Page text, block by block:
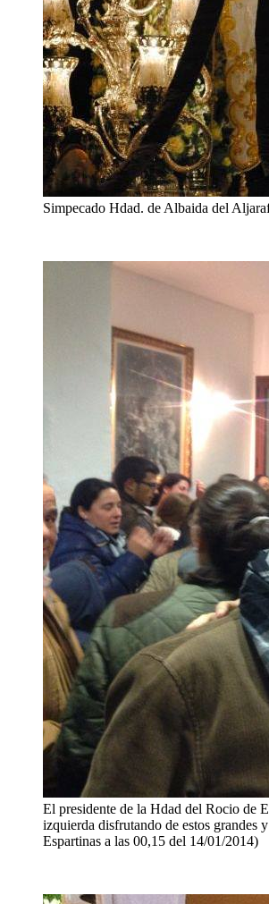
Simpecado Hdad. de Albaida del
El presidente de la Hdad del Rocio de
izquierda disfrutando de estos grandes
Espartinas a las 00,15 del 14/01/2014)